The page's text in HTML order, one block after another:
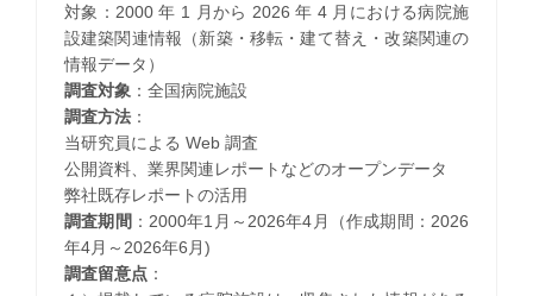
対象：2000 年 1 月から 2026 年 4 月における病院施
設建築関連情報（新築・移転・建て替え・改築関連の
情報データ）
調査対象 ：全国病院施設
調査方法：
当研究員による Web 調査
公開資料、業界関連レポートなどのオープンデータ
弊社既存レポートの活用
調査期間：2000年1月～2026年4月（作成期間：2026
年4月～2026年6月)
調査留意点：